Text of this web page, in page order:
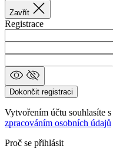
Zavřít
Registrace
Dokončit registraci
Vytvořením účtu souhlasíte s
zpracováním osobních údajů
Proč se přihlásit